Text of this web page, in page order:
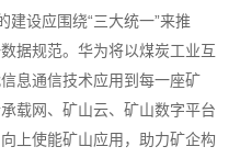
建设应围绕“三大统一”来推
据规范。华为将以煤炭工业互
息通信技术应用到每一座矿
载网、矿山云、矿山数字平台
上使能矿山应用，助力矿企构